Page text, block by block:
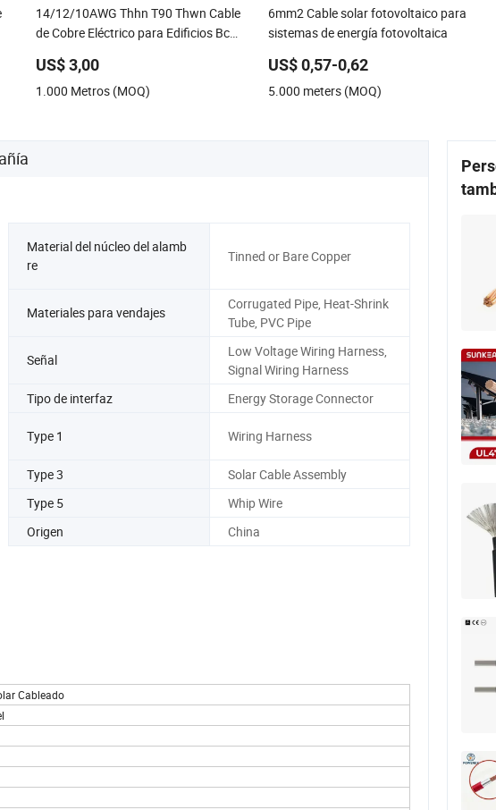
14/12/10AWG Thhn T90 Thwn Cable
de Cobre Eléctrico para Edificios Bc
Eléctrico PVC UL Cable de Poder
US$ 3,00
1.000 Metros (MOQ)
6mm2 Cable solar fotovoltaico para
sistemas de energía fotovoltaica
US$ 0,57-0,62
5.000 meters (MOQ)
Material del núcleo del alamb
re
Tinned or Bare Copper
Materiales para vendajes
Corrugated Pipe, Heat-Shrink
Tube, PVC Pipe
Señal
Low Voltage Wiring Harness,
Signal Wiring Harness
Tipo de interfaz Energy Storage Connector
Type 1 Wiring Harness
Type 3
Solar Cable Assembly
Type 5
Whip Wire
Origen
China
Cableado